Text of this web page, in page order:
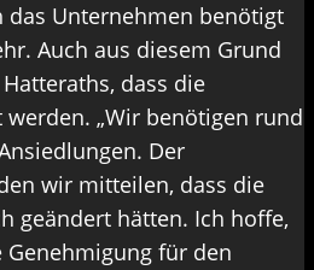
das Unternehmen benötigt
Auch aus diesem Grund
dass die
„Wir benötigen rund
Der
wir mitteilen, dass die
geändert hätten. Ich hoffe,
für den